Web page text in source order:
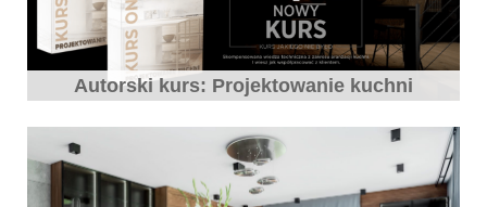
Autorski kurs: Projektowanie kuchni